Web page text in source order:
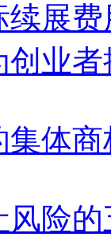
展
业
体
险